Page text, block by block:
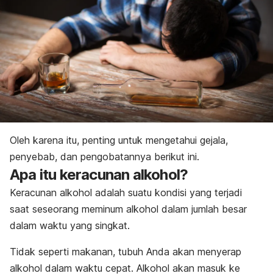
Oleh karena itu, penting untuk mengetahui gejala,
penyebab, dan pengobatannya berikut ini.
Apa itu keracunan alkohol?
Keracunan alkohol adalah suatu kondisi yang terjadi
saat seseorang meminum alkohol dalam jumlah besar
dalam waktu yang singkat.
Tidak seperti makanan, tubuh Anda akan menyerap
alkohol dalam waktu cepat. Alkohol akan masuk ke